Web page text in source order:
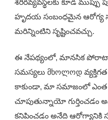
శరీరవ్యవస్థలకు కూడ ముప్పు
హృదయ సంబంధమైన ఆరోగ్య
మరిన్నింటిని సృష్టించవచ్చు.
ఈ నేపథ్యంలో, మానసిక
సమస్యలు მხოლოდ
కాకుండా, మా సమాజంలో ఎంత
చూపుతున్నాయో గుర్తించడం
కనిపించడం అనేది ఆరోగ్యానికి